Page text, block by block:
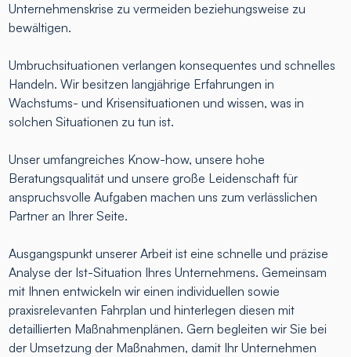
Unternehmenskrise zu vermeiden beziehungsweise zu
bewältigen.
Umbruchsituationen verlangen konsequentes und schnelles
Handeln. Wir besitzen langjährige Erfahrungen in
Wachstums- und Krisensituationen und wissen, was in
solchen Situationen zu tun ist.
Unser umfangreiches Know-how, unsere hohe
Beratungsqualität und unsere große Leidenschaft für
anspruchsvolle Aufgaben machen uns zum verlässlichen
Partner an Ihrer Seite.
Ausgangspunkt unserer Arbeit ist eine schnelle und präzise
Analyse der Ist-Situation Ihres Unternehmens. Gemeinsam
mit Ihnen entwickeln wir einen individuellen sowie
praxisrelevanten Fahrplan und hinterlegen diesen mit
detaillierten Maßnahmenplänen. Gern begleiten wir Sie bei
der Umsetzung der Maßnahmen, damit Ihr Unternehmen